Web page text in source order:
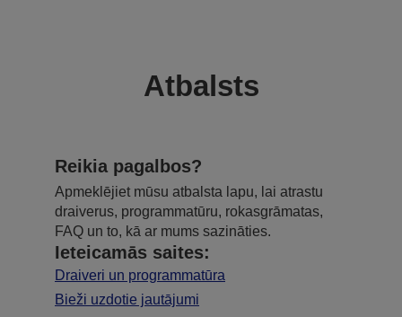
Atbalsts
Reikia pagalbos?
Apmeklējiet mūsu atbalsta lapu, lai atrastu
draiverus, programmatūru, rokasgrāmatas,
FAQ un to, kā ar mums sazināties.
Ieteicamās saites:
Draiveri un programmatūra
Bieži uzdotie jautājumi